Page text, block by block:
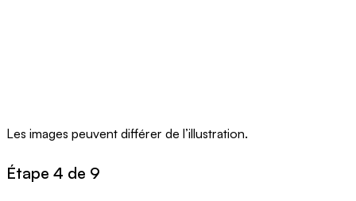
Les images peuvent différer de l’illustration.
Étape 4 de 9